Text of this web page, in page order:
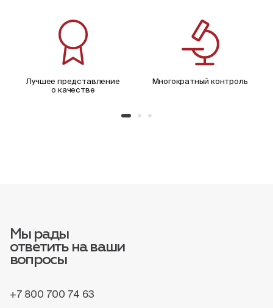
Лучшее представление
о качестве
Многократный контроль
Мы рады
ответить на ваши
вопросы
+7 800 700 74 63